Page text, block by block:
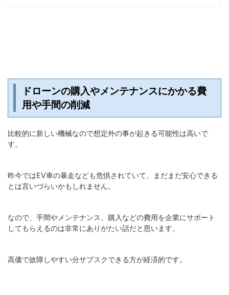
ドローンの購入やメンテナンスにかかる費
用や手間の削減
比較的に新しい機械なので想定外の事が起きる可能性は高いで
す。
昨今ではEV車の暴走なども危惧されていて、まだまだ安心できる
とは言いづらいかもしれません。
なので、手間やメンテナンス、購入などの費用を企業にサポート
してもらえるのは非常にありがたい話だと思います。
高価で故障しやすい分サブスクできる方が経済的です。